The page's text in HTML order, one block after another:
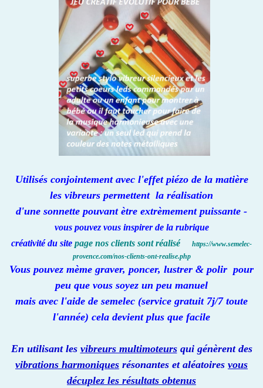
Utilisés conjointement avec l'effet piézo de la matière
les vibreurs permettent la réalisation
d'une sonnette pouvant ètre extrèmement puissante -
vous pouvez vous inspirer de la rubrique
créativité du site page nos clients sont réalisé
https://www.semelec-
provence.com/nos-clients-ont-realise.php
Vous pouvez mème graver, poncer, lustrer & polir pour
peu que vous soyez un peu manuel
mais avec l'aide de semelec (service gratuit 7j/7 toute
l'année) cela devient plus que facile
En utilisant les vibreurs multimoteursqui génèrent des
vibrations harmoniques résonantes et aléatoires vous
décuplez les résultats obtenus